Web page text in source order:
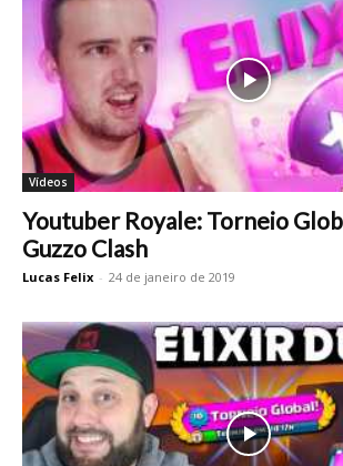
Vídeos
Youtuber Royale: Torneio
Guzzo Clash
Lucas Felix - 24 de janeiro de 2019